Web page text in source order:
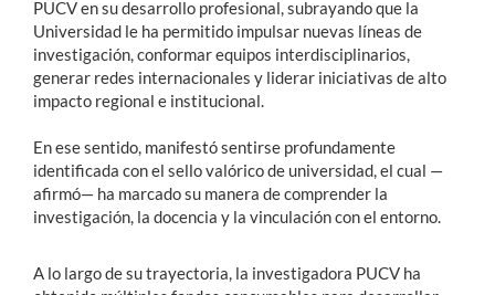
PUCV en su desarrollo profesional, subrayando que la
Universidad le ha permitido impulsar nuevas líneas de
investigación, conformar equipos interdisciplinarios,
generar redes internacionales y liderar iniciativas de alto
impacto regional e institucional.
En ese sentido, manifestó sentirse profundamente
identificada con el sello valórico de universidad, el cual —
afirmó— ha marcado su manera de comprender la
investigación, la docencia y la vinculación con el entorno.
A lo largo de su trayectoria, la investigadora PUCV ha